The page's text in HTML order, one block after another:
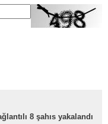
8 şahıs yakalandı